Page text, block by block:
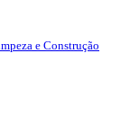
e Construção